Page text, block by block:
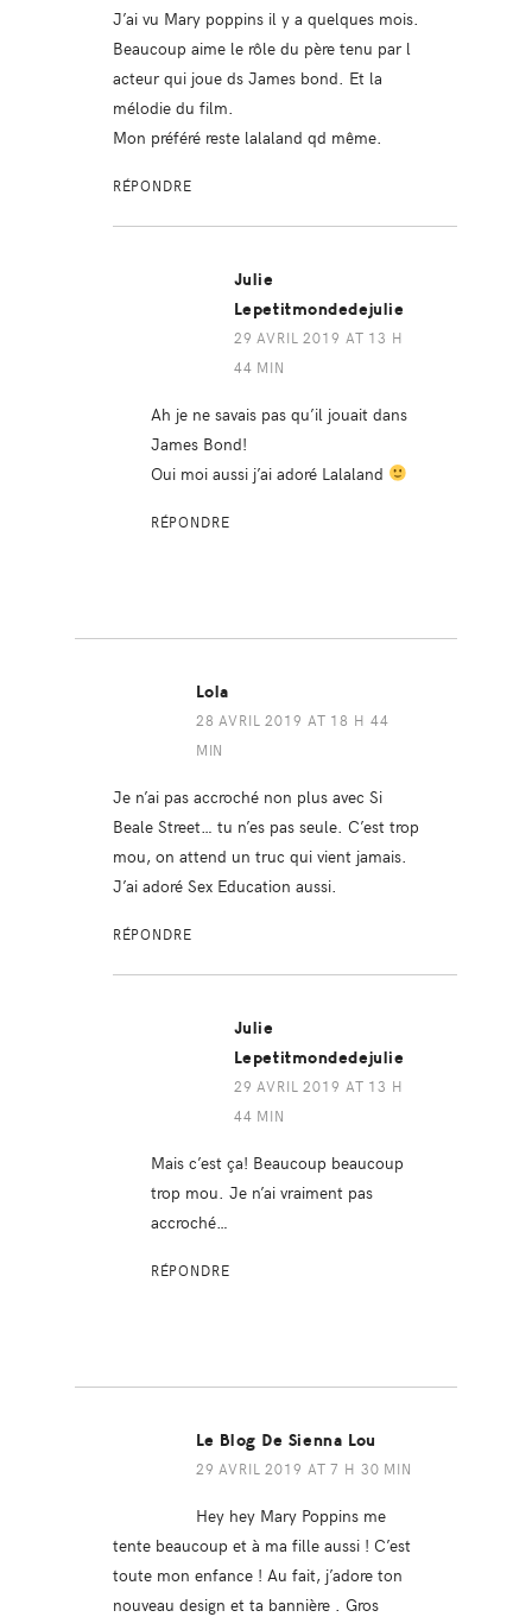
J’ai vu Mary poppins il y a quelques mois.
Beaucoup aime le rôle du père tenu par l
acteur qui joue ds James bond. Et la
mélodie du film.
Mon préféré reste lalaland qd même.
RÉPONDRE
Julie
Lepetitmondedejulie
29 AVRIL 2019 AT 13 H
44 MIN
Ah je ne savais pas qu’il jouait dans
James Bond!
Oui moi aussi j’ai adoré Lalaland
RÉPONDRE
Lola
28 AVRIL 2019 AT 18 H 44
MIN
Je n’ai pas accroché non plus avec Si
Beale Street… tu n’es pas seule. C’est trop
mou, on attend un truc qui vient jamais.
J’ai adoré Sex Education aussi.
RÉPONDRE
Julie
Lepetitmondedejulie
29 AVRIL 2019 AT 13 H
44 MIN
Mais c’est ça! Beaucoup beaucoup
trop mou. Je n’ai vraiment pas
accroché…
RÉPONDRE
Le Blog De Sienna Lou
29 AVRIL 2019 AT 7 H 30 MIN
Hey hey Mary Poppins me
tente beaucoup et à ma fille aussi ! C’est
toute mon enfance ! Au fait, j’adore ton
nouveau design et ta bannière . Gros